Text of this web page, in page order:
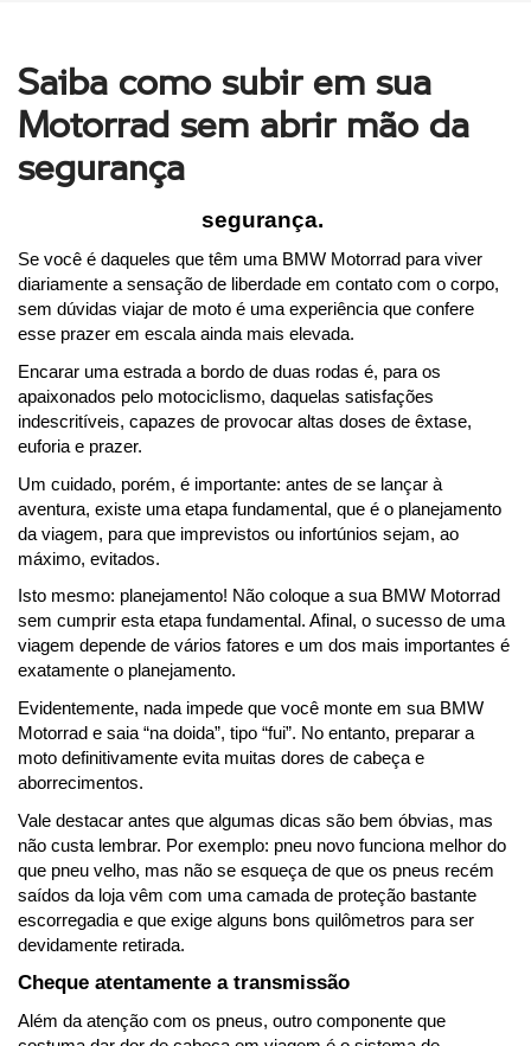
Saiba como subir em sua
Motorrad sem abrir mão da
segurança
segurança.
Se você é daqueles que têm uma BMW Motorrad para viver
diariamente a sensação de liberdade em contato com o corpo,
sem dúvidas viajar de moto é uma experiência que confere
esse prazer em escala ainda mais elevada.
Encarar uma estrada a bordo de duas rodas é, para os
apaixonados pelo motociclismo, daquelas satisfações
indescritíveis, capazes de provocar altas doses de êxtase,
euforia e prazer.
Um cuidado, porém, é importante: antes de se lançar à
aventura, existe uma etapa fundamental, que é o planejamento
da viagem, para que imprevistos ou infortúnios sejam, ao
máximo, evitados.
Isto mesmo: planejamento! Não coloque a sua BMW Motorrad
sem cumprir esta etapa fundamental. Afinal, o sucesso de uma
viagem depende de vários fatores e um dos mais importantes é
exatamente o planejamento.
Evidentemente, nada impede que você monte em sua BMW
Motorrad e saia “na doida”, tipo “fui”. No entanto, preparar a
moto definitivamente evita muitas dores de cabeça e
aborrecimentos.
Vale destacar antes que algumas dicas são bem óbvias, mas
não custa lembrar. Por exemplo: pneu novo funciona melhor do
que pneu velho, mas não se esqueça de que os pneus recém
saídos da loja vêm com uma camada de proteção bastante
escorregadia e que exige alguns bons quilômetros para ser
devidamente retirada.
Cheque atentamente a transmissão
Além da atenção com os pneus, outro componente que